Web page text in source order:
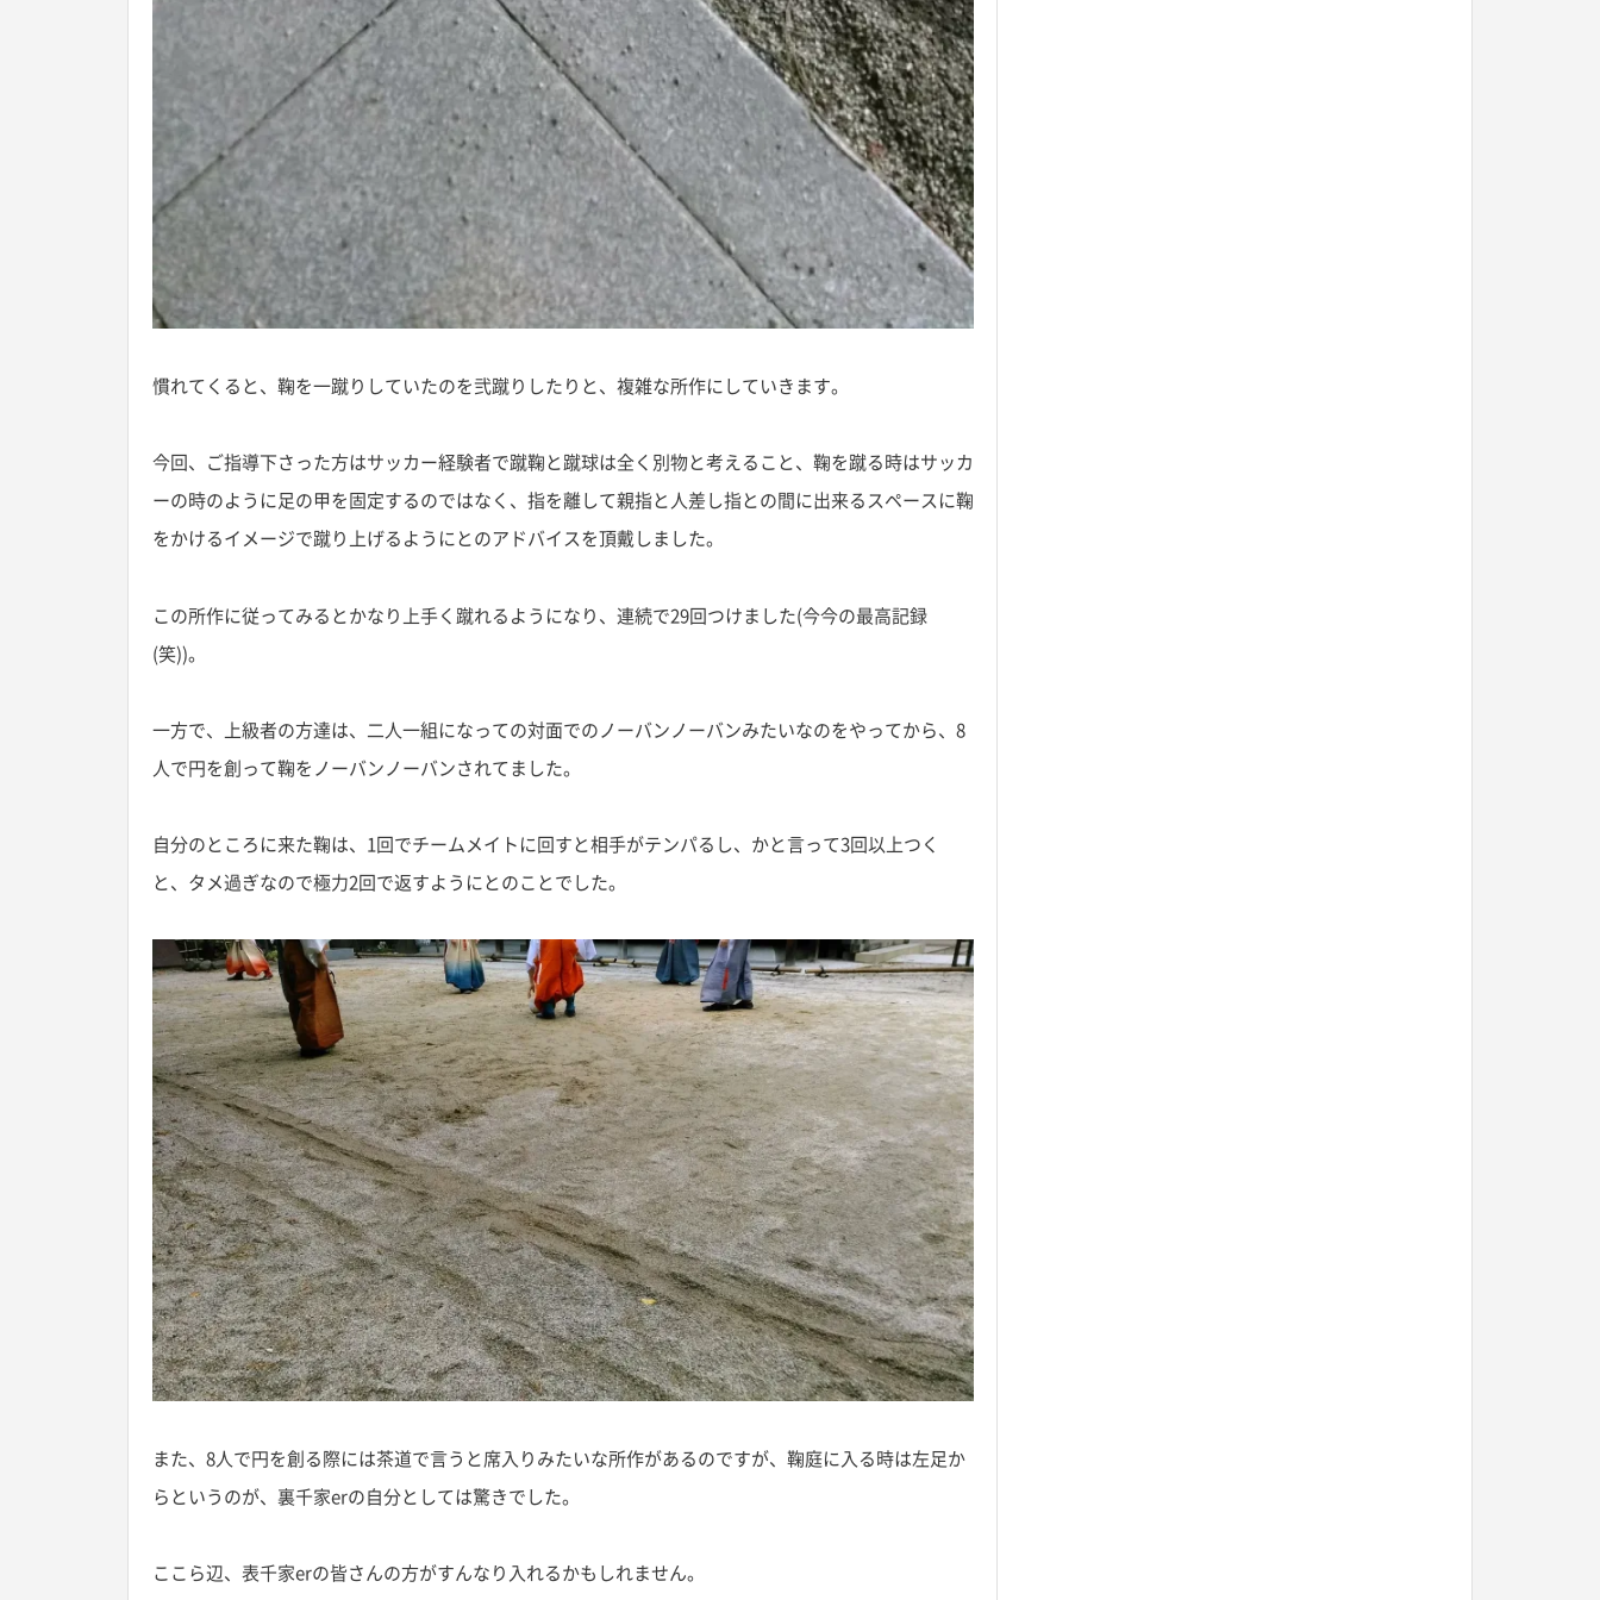
慣れてくると、鞠を一蹴りしていたのを弐蹴りしたりと、複雑な所作にしていきます。
今回、ご指導下さった方はサッカー経験者で蹴鞠と蹴球は全く別物と考えること、鞠を蹴る時はサッカ
ーの時のように足の甲を固定するのではなく、指を離して親指と人差し指との間に出来るスペースに鞠
をかけるイメージで蹴り上げるようにとのアドバイスを頂戴しました。
この所作に従ってみるとかなり上手く蹴れるようになり、連続で29回つけました(今今の最高記録
(笑))。
一方で、上級者の方達は、二人一組になっての対面でのノーバンノーバンみたいなのをやってから、8
人で円を創って鞠をノーバンノーバンされてました。
自分のところに来た鞠は、1回でチームメイトに回すと相手がテンパるし、かと言って3回以上つく
と、タメ過ぎなので極力2回で返すようにとのことでした。
また、8人で円を創る際には茶道で言うと席入りみたいな所作があるのですが、鞠庭に入る時は左足か
らというのが、裏千家erの自分としては驚きでした。
ここら辺、表千家erの皆さんの方がすんなり入れるかもしれません。